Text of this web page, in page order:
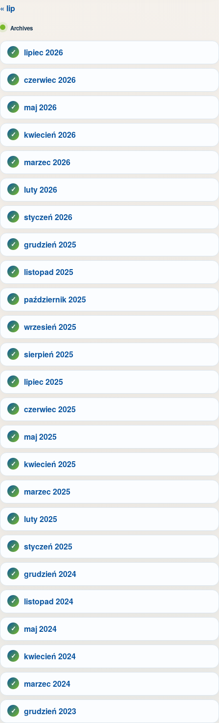
« lip
Archives
lipiec 2026
czerwiec 2026
maj 2026
kwiecień 2026
marzec 2026
luty 2026
styczeń 2026
grudzień 2025
listopad 2025
październik 2025
wrzesień 2025
sierpień 2025
lipiec 2025
czerwiec 2025
maj 2025
kwiecień 2025
marzec 2025
luty 2025
styczeń 2025
grudzień 2024
listopad 2024
maj 2024
kwiecień 2024
marzec 2024
grudzień 2023